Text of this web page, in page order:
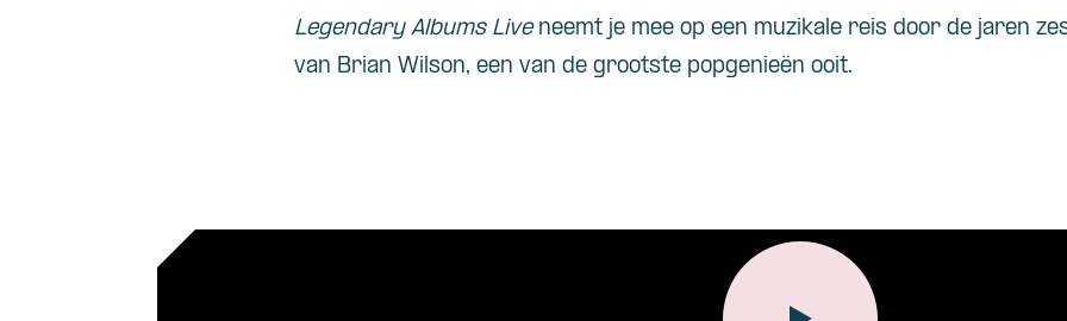
Legendary Albums Liveneemt je mee op een muzikale reis door de jaren
van Brian Wilson, een van de grootste popgenieën ooit.